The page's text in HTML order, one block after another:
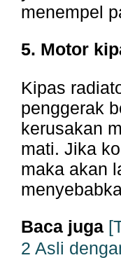
menempel
5. Motor
Kipas
penggerak
kerusakan
mati. Jika
maka akan
Baca juga
2 Asli